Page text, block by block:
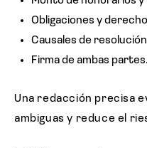
Obligaciones y
Causales de
Firma de ambas partes.
Una redacción precisa
ambiguas y reduce el